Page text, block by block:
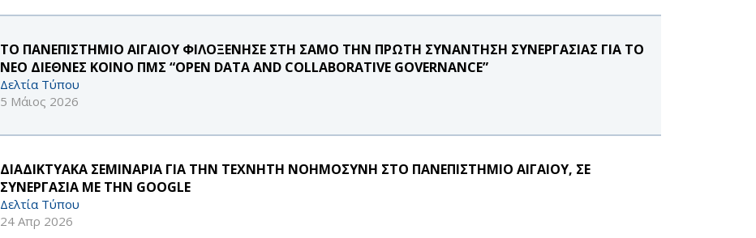
ΤΟ ΠΑΝΕΠΙΣΤΗΜΙΟ ΑΙΓΑΙΟΥ ΦΙΛΟΞΕΝΗΣΕ ΣΤΗ ΣΑΜΟ ΤΗΝ ΠΡΩΤΗ ΣΥΝΑΝΤΗΣΗ ΣΥΝΕΡΓΑΣΙΑΣ ΓΙΑ ΤΟ
ΝΕΟ ΔΙΕΘΝΕΣ ΚΟΙΝΟ ΠΜΣ “OPEN DATA AND COLLABORATIVE GOVERNANCE”
Δελτία Τύπου
5 Μάιος 2026
ΔΙΑΔΙΚΤΥΑΚΑ ΣΕΜΙΝΑΡΙΑ ΓΙΑ ΤΗΝ ΤΕΧΝΗΤΗ ΝΟΗΜΟΣΥΝΗ ΣΤΟ ΠΑΝΕΠΙΣΤΗΜΙΟ ΑΙΓΑΙΟΥ, ΣΕ
ΣΥΝΕΡΓΑΣΙΑ ΜΕ ΤΗΝ GOOGLE
Δελτία Τύπου
24 Απρ 2026